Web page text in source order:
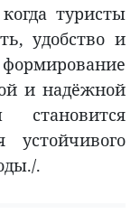
туристы
удобство и
и надёжной
становится
.